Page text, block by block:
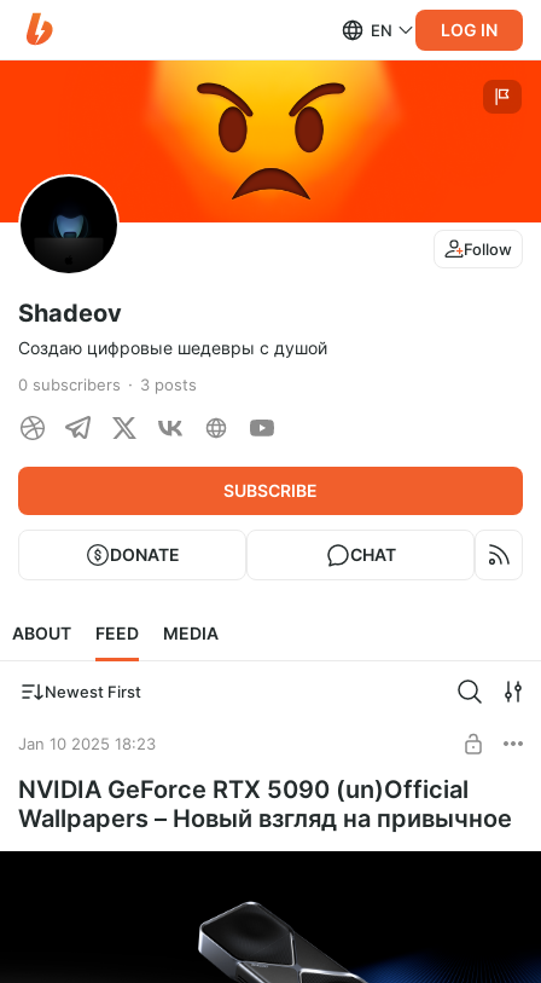
EN LOG IN
Follow
Shadeov
Создаю цифровые шедевры с душой
0 subscribers 3 posts
SUBSCRIBE
DONATE CHAT
ABOUT FEED MEDIA
Newest First
Jan 10 2025 18:23
NVIDIA GeForce RTX 5090 (un)Official
Wallpapers – Новый взгляд на привычное